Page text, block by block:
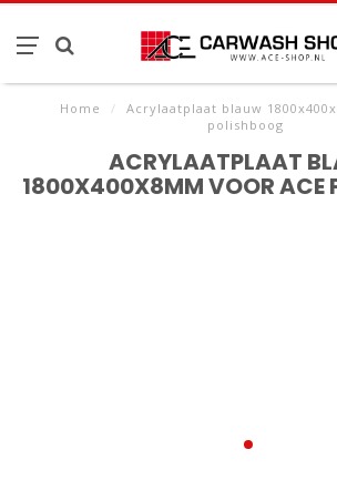
Home /
Acrylaatplaat blauw
polishboog
ACRYLAATPLAAT
1800X400X8MM VOOR ACE